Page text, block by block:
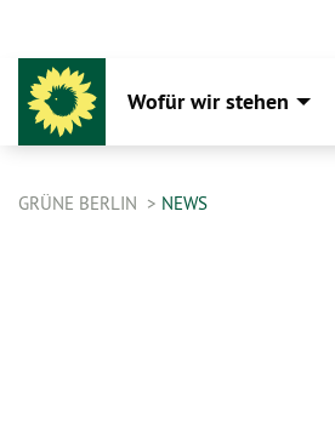
Wofür wir stehen
GRÜNE BERLIN NEWS